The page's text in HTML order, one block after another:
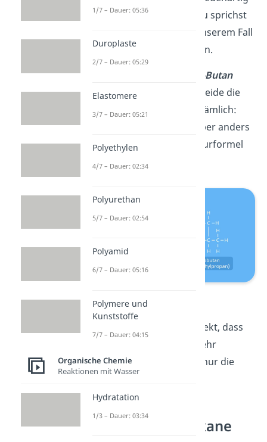
miteinander verknüpft. Du sprichst
In unserem Fall
von Konstitutionsisomeren.
iso-Butan
(isomeres Butan) haben beide die
gleiche Summenformel, nämlich:
Ihr Aufbau, sieht aber anders
aus, was du an der Strukturformel
erkennen kannst:
Du erkennst hier auch direkt, dass
die Strukturformel viel mehr
Informationen bietet, als nur die
Nomenklatur Alkane
1/7 – Dauer: 05:36
Duroplaste
2/7 – Dauer: 05:29
Elastomere
3/7 – Dauer: 05:21
Polyethylen
4/7 – Dauer: 02:34
Polyurethan
5/7 – Dauer: 02:54
Polyamid
6/7 – Dauer: 05:16
Polymere und
Kunststoffe
7/7 – Dauer: 04:15
Organische Chemie
Reaktionen mit Wasser
Hydratation
1/3 – Dauer: 03:34